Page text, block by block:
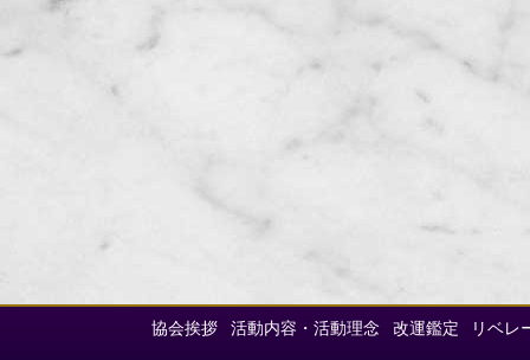
協会挨拶 活動内容・活動理念 改運鑑定 リベレ